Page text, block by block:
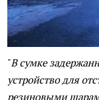
"В сумке
устройство для
резиновыми